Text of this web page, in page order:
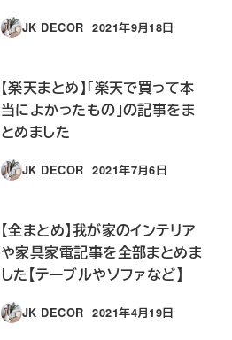
JK DECOR 投稿日
2021年9月18日
【楽天まとめ】｢楽天で買って本
当によかったもの｣の記事をま
とめました
JK DECOR 投稿日
2021年7月6日
【全まとめ】我が家のインテリア
や家具家電記事を全部まとめま
した【テーブルやソファなど】
JK DECOR 投稿日
2021年4月19日